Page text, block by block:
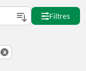
Landwirt.com
Filtres
x